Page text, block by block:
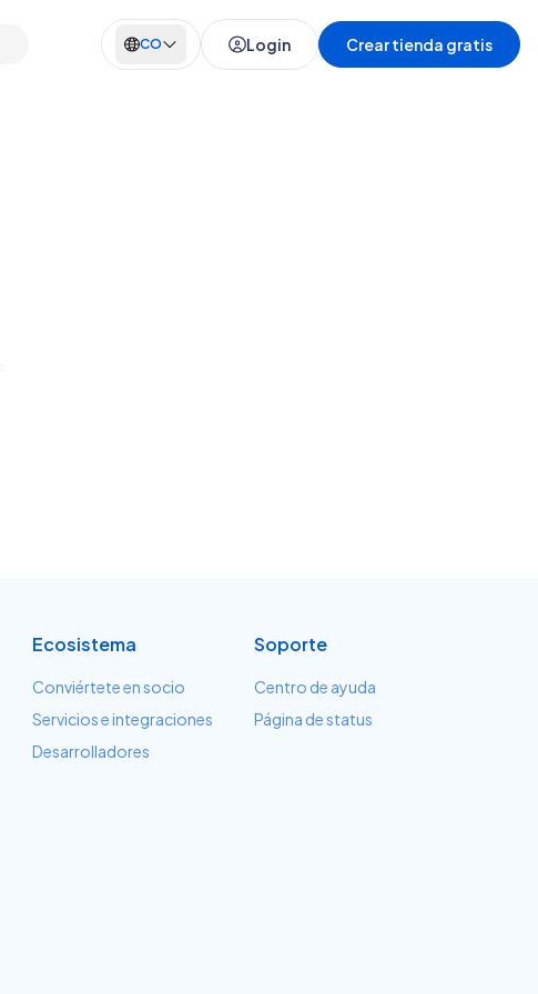
CO Login Crear tienda gratis
Ecosistema
Conviértete en socio
Servicios e integraciones
Desarrolladores
Soporte
Centro de ayuda
Página de status